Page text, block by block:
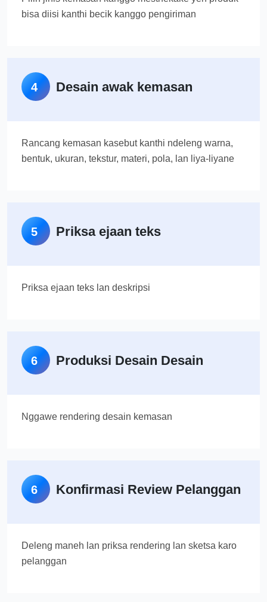
bisa diisi kanthi becik kanggo pengiriman
4 Desain awak kemasan
Rancang kemasan kasebut kanthi ndeleng warna,
bentuk, ukuran, tekstur, materi, pola, lan liya-liyane
5 Priksa ejaan teks
Priksa ejaan teks lan deskripsi
6 Produksi Desain Desain
Nggawe rendering desain kemasan
6 Konfirmasi Review Pelanggan
Deleng maneh lan priksa rendering lan sketsa karo
pelanggan